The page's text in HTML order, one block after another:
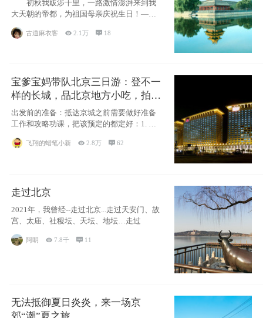
初秋我跋涉千里，一路激情澎湃来到我
大天朝的帝都，为祖国母亲庆祝生日！——
古道麻衣客 2.1万  18
宝爹宝妈带队北京三日游：登不一
样的长城，品北京地方小吃，拍盘
古七星夜景！
出发前的准备：抵达京城之前需要做好准备
工作和攻略功课，把该预定的都定好：1. 酒
飞翔的蜡笔小新 2.8万 62
走过北京
2021年，我曾经--走过北京...走过天安门、故
宫、太庙、社稷坛、天坛、地坛…走过
阿眀 7.8千  11
无法抵御夏日炎炎，来一场京